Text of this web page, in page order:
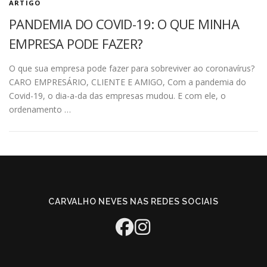
ARTIGO
PANDEMIA DO COVID-19: O QUE MINHA
EMPRESA PODE FAZER?
O que sua empresa pode fazer para sobreviver ao coronavírus?
CARO EMPRESÁRIO, CLIENTE E AMIGO, Com a pandemia do
Covid-19, o dia-a-da das empresas mudou. E com ele, o
ordenamento …
CARVALHO NEVES NAS REDES SOCIAIS